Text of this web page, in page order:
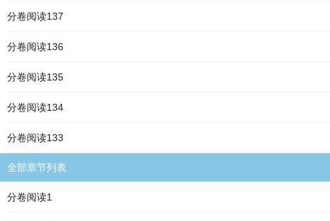
分卷阅读137
分卷阅读136
分卷阅读135
分卷阅读134
分卷阅读133
全部章节列表
分卷阅读1